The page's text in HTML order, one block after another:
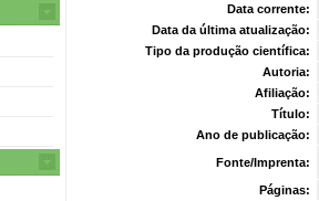
Data corrente:
Data da última atualização:
Tipo da produção científica:
Autoria:
Afiliação:
Título:
Ano de publicação:
Fonte/Imprenta:
Páginas: